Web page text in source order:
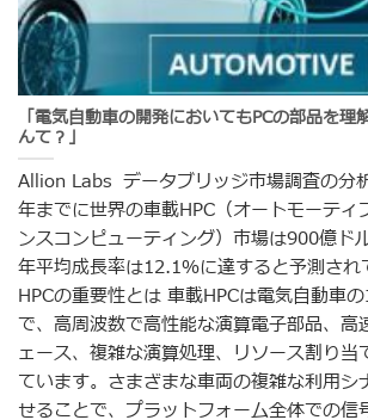
「電気自動車の開発においてもPCの部品を理
んて？」
Allion Labs データブリッジ市場調査の分
年までに世界の車載HPC（オートモーティ
ンスコンピューティング）市場は900億ド
年平均成長率は12.1％に達すると予測さ
HPCの重要性とは 車載HPCは電気自動車
で、高周波数で高性能な演算電子部品、高
ェース、複雑な演算処理、リソース割り当
ています。さまざまな車両の複雑な利用シ
せることで、プラットフォーム全体での信